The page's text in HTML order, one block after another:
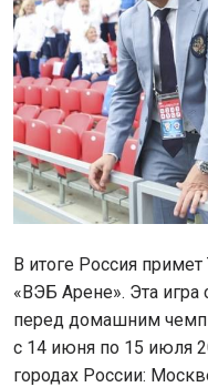
В итоге Россия
«ВЭБ Арене». Эта игра
перед домашним
с 14 июня по 15 июля
городах России: